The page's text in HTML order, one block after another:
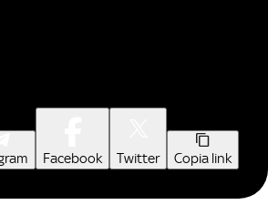
Facebook Twitter Copia link